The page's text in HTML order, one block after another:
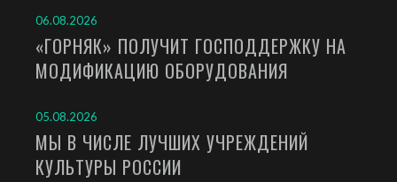
06.08.2026
«ГОРНЯК» ПОЛУЧИТ ГОСПОДДЕРЖКУ НА
МОДИФИКАЦИЮ ОБОРУДОВАНИЯ
05.08.2026
МЫ В ЧИСЛЕ ЛУЧШИХ УЧРЕЖДЕНИЙ
КУЛЬТУРЫ РОССИИ